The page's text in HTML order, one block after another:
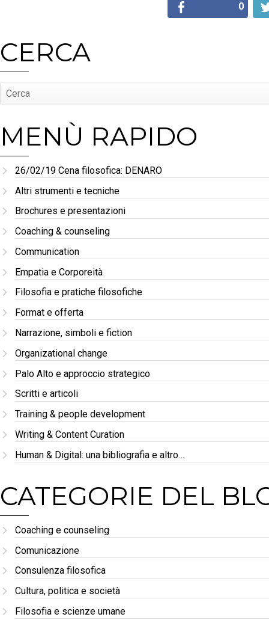
0
CERCA
MENÙ RAPIDO
26/02/19 Cena filosofica: DENARO
Altri strumenti e tecniche
Brochures e presentazioni
Coaching & counseling
Communication
Empatia e Corporeità
Filosofia e pratiche filosofiche
Format e offerta
Narrazione, simboli e fiction
Organizational change
Palo Alto e approccio strategico
Scritti e articoli
Training & people development
Writing & Content Curation
Human & Digital: una bibliografia e altro…
CATEGORIE DEL
Coaching e counseling
Comunicazione
Consulenza filosofica
Cultura, politica e società
Filosofia e scienze umane